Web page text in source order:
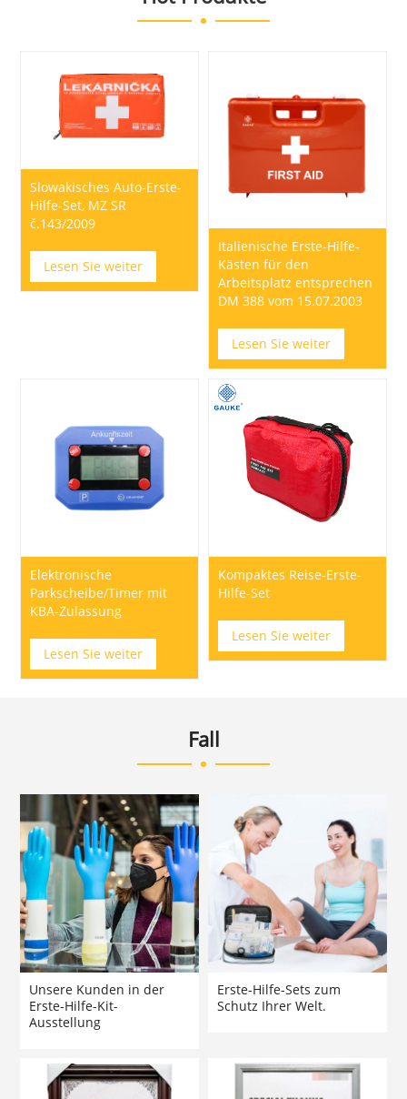
Slowakisches Auto-Erste-
Hilfe-Set, MZ SR
č.143/2009
Lesen Sie weiter
Italienische Erste-Hilfe-
Kästen für den
Arbeitsplatz entsprechen
DM 388 vom 15.07.2003
Lesen Sie weiter
Elektronische
Parkscheibe/Timer mit
KBA-Zulassung
Lesen Sie weiter
Kompaktes Reise-Erste-
Hilfe-Set
Lesen Sie weiter
Fall
Unsere Kunden in der
Erste-Hilfe-Kit-
Ausstellung
Erste-Hilfe-Sets zum
Schutz Ihrer Welt.